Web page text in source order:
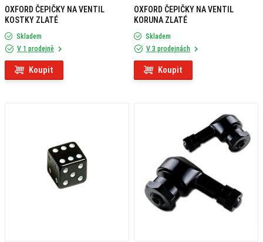
OXFORD ČEPIČKY NA VENTIL
KOSTKY ZLATÉ
Skladem
V 1 prodejně
Koupit
OXFORD ČEPIČKY NA VENTIL
KORUNA ZLATÉ
Skladem
V 3 prodejnách
Koupit